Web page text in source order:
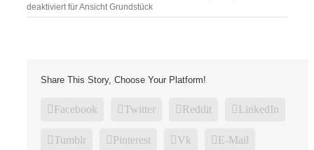
deaktiviertfür Ansicht Grundstück
Share This Story, Choose Your Platform!
Facebook Twitter Reddit LinkedIn
Tumblr Pinterest Vk E-Mail